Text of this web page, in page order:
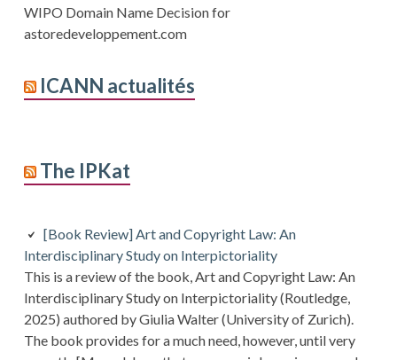
WIPO Domain Name Decision for
astoredeveloppement.com
ICANN actualités
The IPKat
[Book Review] Art and Copyright Law: An
Interdisciplinary Study on Interpictoriality
This is a review of the book, Art and Copyright Law: An
Interdisciplinary Study on Interpictoriality (Routledge,
2025) authored by Giulia Walter (University of Zurich).
The book provides for a much need, however, until very